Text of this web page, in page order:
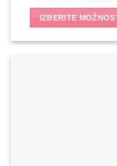
IZBERITE